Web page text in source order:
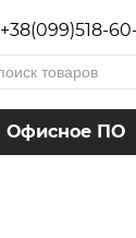
+38(099)518-
Офисное ПО